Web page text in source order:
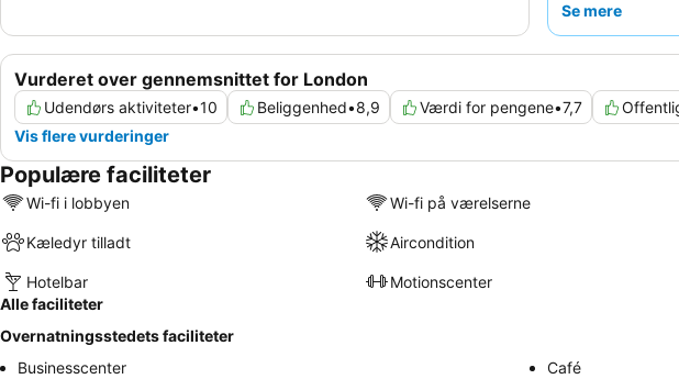
varierede og
Lounge og
Se mere
Vurderet over gennemsnittet for London
Udendørs aktiviteter•10 Beliggenhed•8,9 Værdi for pengene•7,7
Vis flere vurderinger
Populære faciliteter
Wi-fi i lobbyen Wi-fi på værelserne
Kæledyr tilladt Aircondition
Hotelbar
Motionscenter
Alle faciliteter
Overnatningsstedets faciliteter
Businesscenter
Café